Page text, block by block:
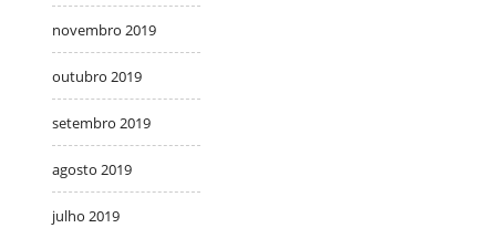
novembro 2019
outubro 2019
setembro 2019
agosto 2019
julho 2019